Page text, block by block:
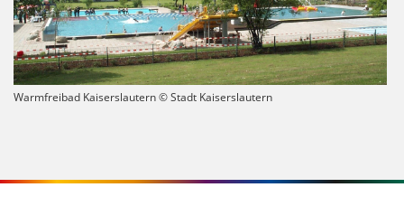
Warmfreibad Kaiserslautern © Stadt Kaiserslautern